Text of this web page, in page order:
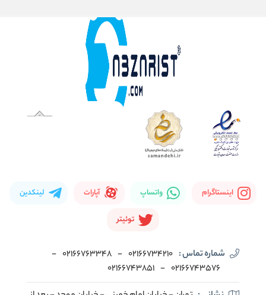
اینستاگرام واتساپ آپارات لینکدین
توئیتر
شماره تماس : 02166734210
-
02166763348
-
02166743576
-
02166743851